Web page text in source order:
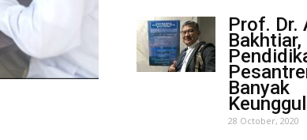
Prof. Dr.
Bakhtiar,
Banyak
28 October, 2020